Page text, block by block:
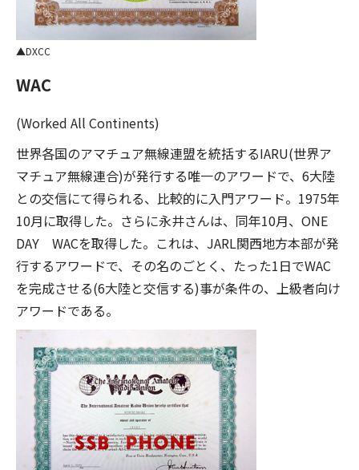
DXCC
WAC
(Worked All Continents)
世界各国のアマチュア無線連盟を統括するIARU(世界ア
マチュア無線連合)が発行する唯一のアワードで、6大陸
との交信にて得られる、比較的に入門アワード。1975年
10月に取得した。さらに永井さんは、同年10月、ONE
DAY WACを取得した。これは、JARL関西地方本部が発
行するアワードで、その名のごとく、たった1日でWAC
を完成させる(6大陸と交信する)事が条件の、上級者向け
アワードである。